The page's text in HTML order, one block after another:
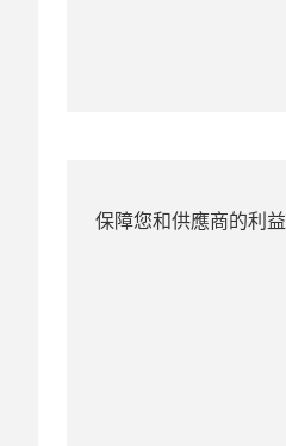
保障您和供應商的利益